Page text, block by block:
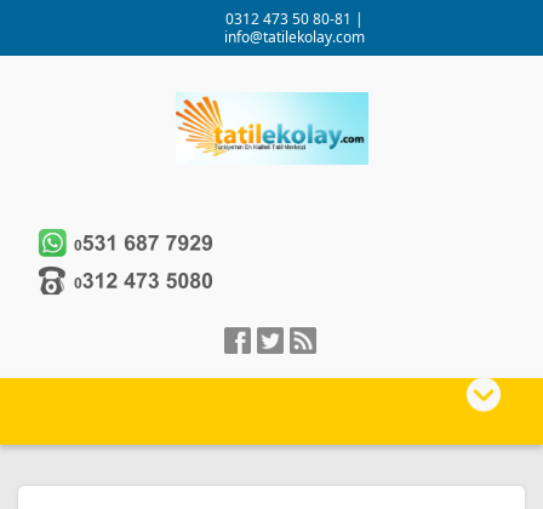
0312 473 50 80-81 |
info@tatilekolay.com